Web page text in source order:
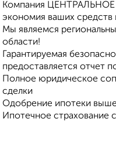
Компания ЦЕНТРАЛЬНОЕ
экономия ваших средств
Мы являемся
области!
Гарантируемая
предоставляется отчет
Полное юридическое
сделки
Одобрение ипотеки
Ипотечное страхование